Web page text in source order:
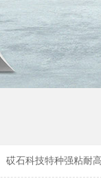
砹石科技特种强粘耐